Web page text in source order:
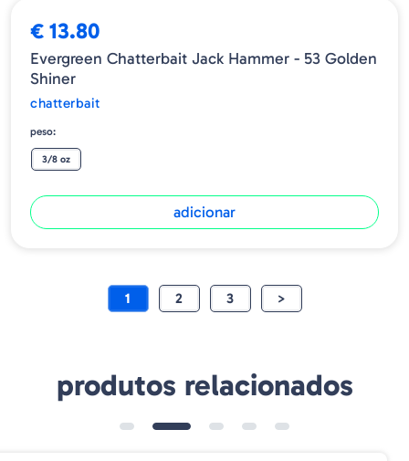
€ 13.80
Evergreen Chatterbait Jack Hammer - 53 Golden
Shiner
chatterbait
peso:
3/8 oz
adicionar
1 2 3 >
produtos relacionados